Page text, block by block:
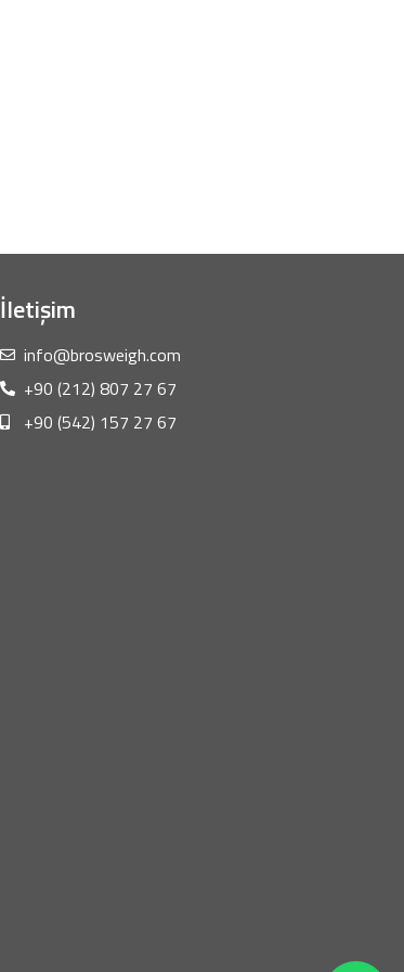
İletişim
info@brosweigh.com
+90 (212) 807 27 67
+90 (542) 157 27 67